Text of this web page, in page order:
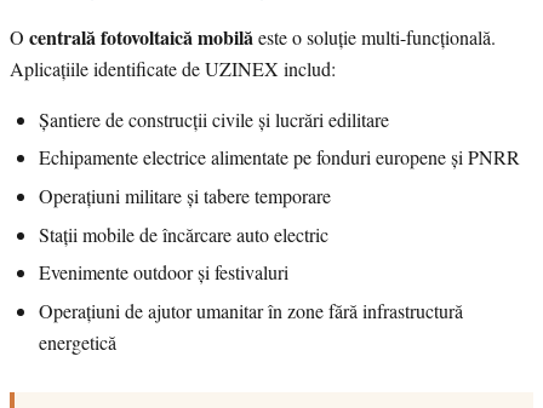
O centrală fotovoltaică mobilăeste o soluție multi-funcțională.
Aplicațiile identificate de UZINEX includ:
Șantiere de construcții civile și lucrări edilitare
Echipamente electrice alimentate pe fonduri europene și PNRR
Operațiuni militare și tabere temporare
Stații mobile de încărcare auto electric
Evenimente outdoor și festivaluri
Operațiuni de ajutor umanitar în zone fără infrastructură
energetică